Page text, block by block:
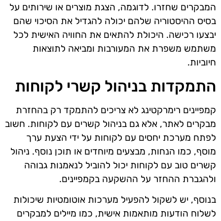
המבקרים שחזרו. לדוגמה, הצגת מוצרים או שירותים על
בסיס ההיסטוריה שלהם יכולה להגדיל את הסיכוי שהם
יבצעו רכישה. היכולת להתאים את החוויה האישית לכל
משתמש משפרת את המעורבות ומביאה לתוצאות
חיוביות.
התמקדות בניהול קשרי לקוחות
קמפיינים רימרקטינג לא צריכים להתמקד רק בהחזרת
מבקרים לאתר, אלא גם בניהול קשרים עם לקוחות. חשוב
לפתח מערכת יחסים עם לקוחות על ידי הצעת ערך
מוסף, כמו הנחות, מבצעים מיוחדים או תוכן נוסף. ניהול
קשרים טוב עם לקוחות יכול להוביל לנאמנות גבוהה
ולהגברת ההחזר על ההשקעה בקמפיינים.
בנוסף, יש לשקול להפעיל מערכות אוטומטיות שיכולות
לשלוח הודעות מותאמות אישית, כמו מיילים למבקרים